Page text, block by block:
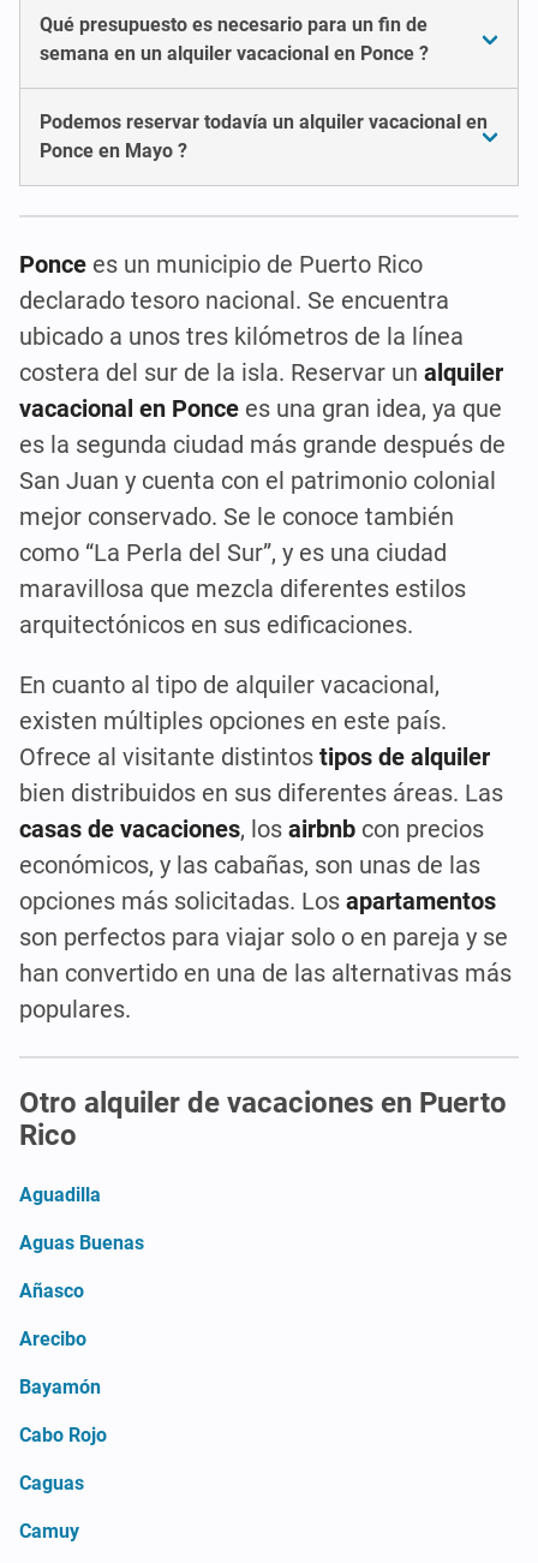
Qué presupuesto es necesario para un fin de
semana en un alquiler vacacional en Ponce ?
Podemos reservar todavía un alquiler vacacional en
Ponce en Mayo ?
Ponce es un municipio de Puerto Rico
declarado tesoro nacional. Se encuentra
ubicado a unos tres kilómetros de la línea
costera del sur de la isla. Reservar un alquiler
vacacional en Ponce es una gran idea, ya que
es la segunda ciudad más grande después de
San Juan y cuenta con el patrimonio colonial
mejor conservado. Se le conoce también
como “La Perla del Sur”, y es una ciudad
maravillosa que mezcla diferentes estilos
arquitectónicos en sus edificaciones.
En cuanto al tipo de alquiler vacacional,
existen múltiples opciones en este país.
Ofrece al visitante distintos tipos de alquiler
bien distribuidos en sus diferentes áreas. Las
casas de vacaciones, los airbnb con precios
económicos, y las cabañas, son unas de las
opciones más solicitadas. Los apartamentos
son perfectos para viajar solo o en pareja y se
han convertido en una de las alternativas más
populares.
Otro alquiler de vacaciones en Puerto
Rico
Aguadilla
Aguas Buenas
Añasco
Arecibo
Bayamón
Cabo Rojo
Caguas
Camuy